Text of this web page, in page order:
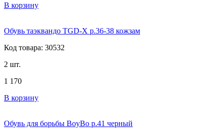
В корзину
Обувь таэквандо TGD-X р.36-38 кожзам
Код товара: 30532
2 шт.
1 170
В корзину
Обувь для борьбы BoyBo р.41 черный